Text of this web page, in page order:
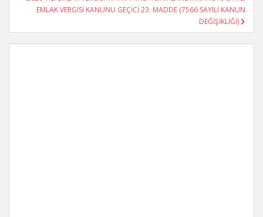
EMLAK VERGİSİ KANUNU GEÇİCİ 23. MADDE (7566 SAYILI KANUN
DEĞİŞİKLİĞİ)